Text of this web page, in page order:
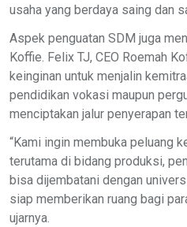
usaha yang berdaya saing dan
Aspek penguatan SDM juga
Koffie. Felix TJ, CEO Roemah
keinginan untuk menjalin
pendidikan vokasi maupun
menciptakan jalur penyerapan
“Kami ingin membuka peluang
terutama di bidang produksi,
bisa dijembatani dengan
siap memberikan ruang bagi
ujarnya.